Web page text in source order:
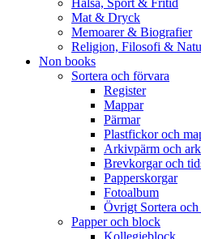
Hälsa, Sport & Fritid
Mat & Dryck
Memoarer & Biografier
Religion, Filosofi &
Non books
Sortera och förvara
Register
Mappar
Pärmar
Plastfickor och
Arkivpärm och
Brevkorgar och
Papperskorgar
Fotoalbum
Övrigt Sortera och
Papper och block
Kollegieblock